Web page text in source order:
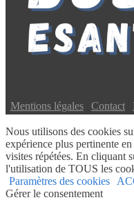
Mentions légales Contact
Nous utilisons des cookies
expérience plus pertinente
visites répétées. En cliquant
l'utilisation de TOUS les
Paramètres des cookies
Gérer le consentement